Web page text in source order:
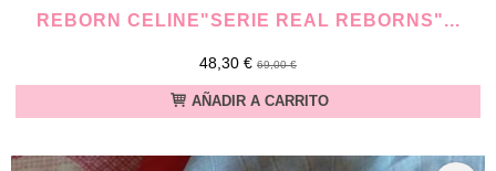
REBORN CELINE"SERIE REAL REBORNS"...
48,30 € 69,00 €
AÑADIR A CARRITO